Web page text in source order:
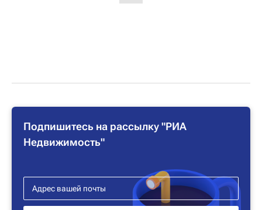
Подпишитесь на рассылку "РИА
Недвижимость"